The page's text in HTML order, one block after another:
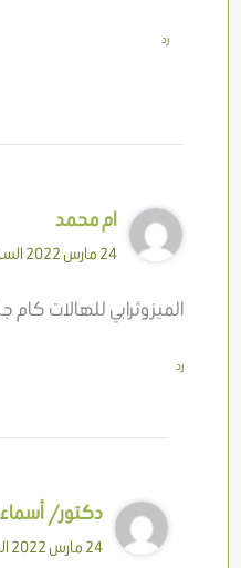
رد
ام محمد
24 مارس 2022 الساعة 3:58 مساءً
الميزوثرابي للهالات كام
رد
دكتور/
24 مارس 2022 الساعة 8:20 مساءً